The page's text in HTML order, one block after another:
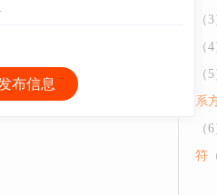
（
（
（
系
（
符